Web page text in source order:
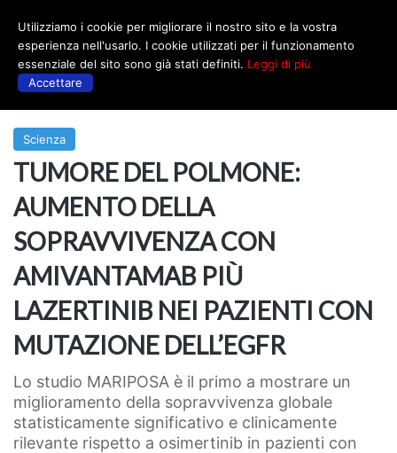
Scienza
TUMORE DEL POLMONE:
AUMENTO DELLA
SOPRAVVIVENZA CON
AMIVANTAMAB PIÙ
LAZERTINIB NEI PAZIENTI CON
MUTAZIONE DELL’EGFR
Lo studio MARIPOSA è il primo a mostrare un
miglioramento della sopravvivenza globale
statisticamente significativo e clinicamente
rilevante rispetto a osimertinib in pazienti con
Utilizziamo i cookie per migliorare il nostro sito e la vostra
esperienza nell'usarlo. I cookie utilizzati per il funzionamento
essenziale del sito sono già stati definiti. Leggi di più
Accettare